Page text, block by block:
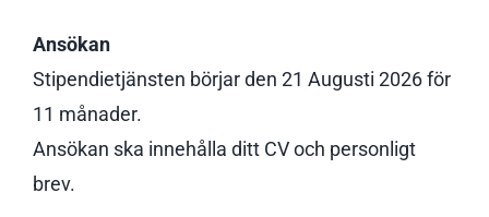
Ansökan
Stipendietjänsten börjar den 21 Augusti 2026 för
11 månader.
Ansökan ska innehålla ditt CV och personligt
brev.